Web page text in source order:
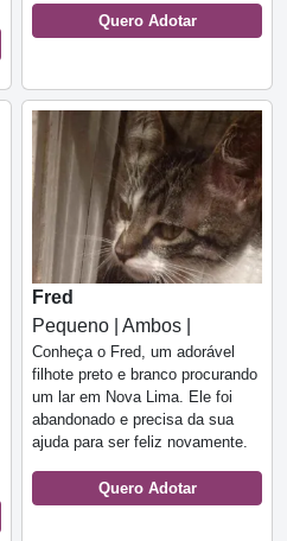
Quero Adotar
Fred
Pequeno | Ambos |
Conheça o Fred, um adorável
filhote preto e branco procurando
um lar em Nova Lima. Ele foi
abandonado e precisa da sua
ajuda para ser feliz novamente.
Quero Adotar